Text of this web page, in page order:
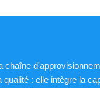
: elle intègre la